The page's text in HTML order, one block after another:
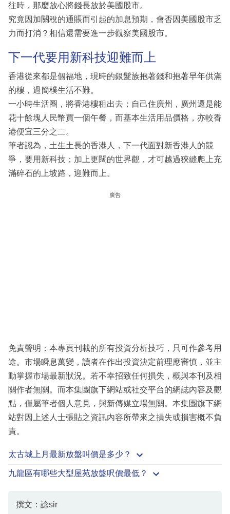
往時，那麼放心將錢長放於美國股市。
究竟因加關稅的通賬而引起的加息預期，會否因美國股市乏
力而打消？相信還需要進一步觀察美國股市。
下一代要用新科技迎難而上
香港從來都是個福地，現時的銀髮族抱著錢和抱著早年供滿
的樓，過簡樸生活不難。
一小時生活圈，將香港樓租出去；自己住廣州，廣州還是能
花十餘塊人民幣買一個午餐，而基本生活用品價格，亦較香
港便宜三分之二。
筆者認為，土生土長的香港人，下一代面對新香港人的競
爭，要用新科技；加上更闊的世界觀，才可越過狹縫爬上充
滿碎石的上坡路，迎難而上。
廣告
免責聲明：本專頁刊載的所有投資分析技巧，只可作參考用
途。市場瞬息萬變，讀者在作出投資決定前理應審慎，並主
動掌握市場最新狀況。若不幸招致任何損失，概與本刊及相
關作者無關。而本集團旗下網站或社交平台的網誌內容及觀
點，僅屬筆者個人意見，與新傳媒立場無關。本集團旗下網
站對因上述人士張貼之資訊內容所帶來之損失或損害概不負
責。
太古城上月最新放盤叫價是多少？
九龍區有哪些大型屋苑放盤呎價最低？
撰文：諗sir